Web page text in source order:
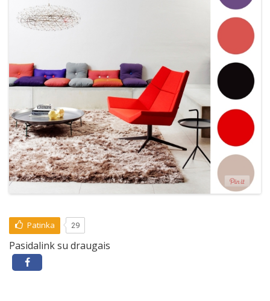
Patinka 29
Pasidalink su draugais